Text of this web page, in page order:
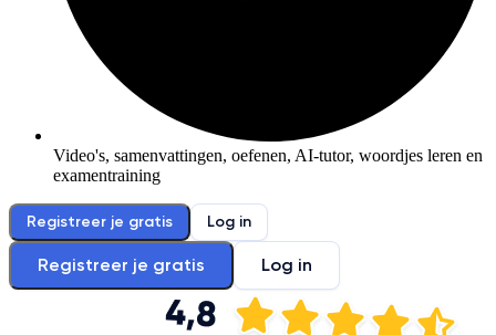
Video's, samenvattingen, oefenen, AI-tutor, woordjes leren en
examentraining
Registreer je gratis Log in
Registreer je gratis Log in